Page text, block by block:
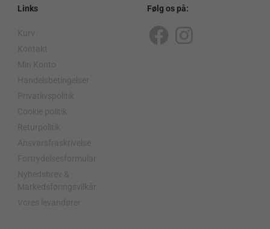
Links
Kurv
Kontakt
Min Konto
Handelsbetingelser
Privatlivspolitik
Cookie politik
Returpolitik
Ansvarsfraskrivelse
Fortrydelsesformular
Nyhedsbrev &
Markedsføringsvilkår
Vores levandører
Følg os på:
F
I